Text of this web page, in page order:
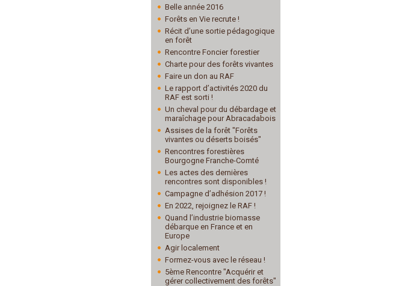
Belle année 2016
Forêts en Vie recrute !
Récit d’une sortie pédagogique
en forêt
Rencontre Foncier forestier
Charte pour des forêts vivantes
Faire un don au RAF
Le rapport d’activités 2020 du
RAF est sorti !
Un cheval pour du débardage et
maraîchage pour Abracadabois
Assises de la forêt "Forêts
vivantes ou déserts boisés"
Rencontres forestières
Bourgogne Franche-Comté
Les actes des dernières
rencontres sont disponibles !
Campagne d’adhésion 2017 !
En 2022, rejoignez le RAF !
Quand l’industrie biomasse
débarque en France et en
Europe
Agir localement
Formez-vous avec le réseau !
5ème Rencontre "Acquérir et
gérer collectivement des forêts"